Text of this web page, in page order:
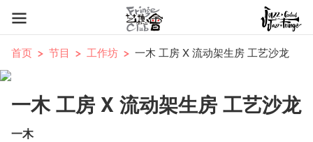
首页 节目 工作坊 一木 工房 X 流动架生房 工艺沙龙
一木 工房 X 流动架生房 工艺沙龙
一木